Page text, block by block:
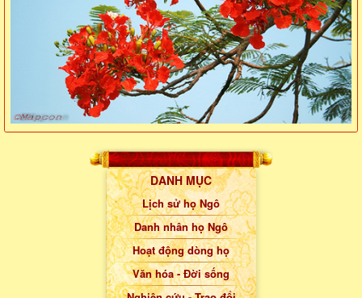
DANH MỤC
Lịch sử họ Ngô
Danh nhân họ Ngô
Hoạt động dòng họ
Văn hóa - Đời sống